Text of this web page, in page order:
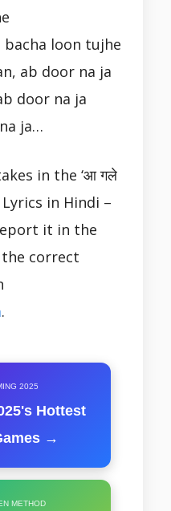
bacha loon tujhe
ab door na ja
door na ja
ja…
in the ‘आ गले
Lyrics in Hindi –
it in the
correct
.
2025
Hottest
→
METHOD